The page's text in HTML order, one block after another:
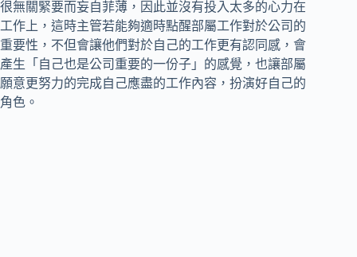
很無關緊要而妄自菲薄，因此並沒有投入太多的心力在
工作上，這時主管若能夠適時點醒部屬工作對於公司的
重要性，不但會讓他們對於自己的工作更有認同感，會
產生「自己也是公司重要的一份子」的感覺，也讓部屬
願意更努力的完成自己應盡的工作內容，扮演好自己的
角色。